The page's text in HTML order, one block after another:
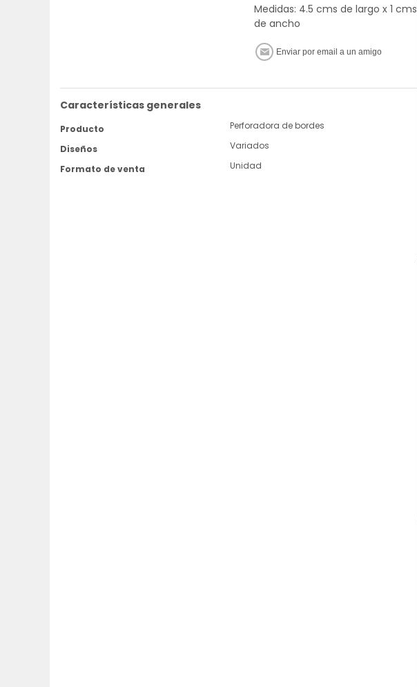
Medidas: 4.5 cms de largo x 1 cms
de ancho
Características generales
Producto
Perforadora de bordes
Diseños
Variados
Formato de venta
Unidad